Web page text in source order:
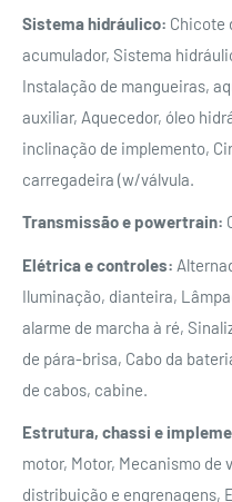
Sistema hidráulico: Chicote
acumulador, Sistema
Instalação de mangueiras,
auxiliar, Aquecedor, óleo
inclinação de implemento,
carregadeira (w/válvula.
Transmissão e powertrain:
Elétrica e controles:
Iluminação, dianteira,
alarme de marcha à ré,
de pára-brisa, Cabo da
de cabos, cabine.
Estrutura, chassi e
motor, Motor, Mecanismo de
distribuição e engrenagens,